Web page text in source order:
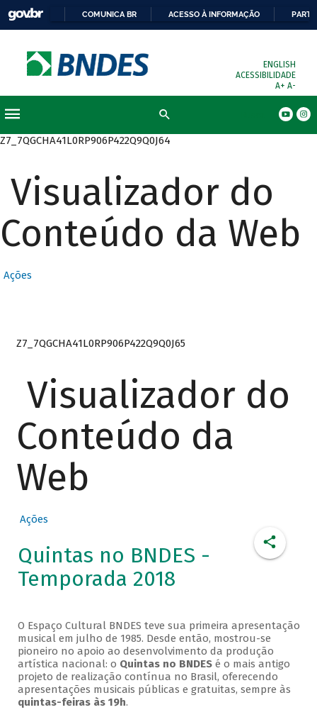
COMUNICA BR ACESSO À INFORMAÇÃO
ENGLISH
ACESSIBILIDADE
A+ A-
Z7_7QGCHA41L0RP906P422Q9Q0J64
Visualizador do
Conteúdo da Web
Ações
Z7_7QGCHA41L0RP906P422Q9Q0J65
Visualizador do
Conteúdo da
Web
Ações
Quintas no BNDES -
Temporada 2018
O Espaço Cultural BNDES teve sua primeira apresentação
musical em julho de 1985. Desde então, mostrou-se
pioneiro no apoio ao desenvolvimento da produção
artística nacional: o Quintas no BNDESé o mais antigo
projeto de realização contínua no Brasil, oferecendo
apresentações musicais públicas e gratuitas, sempre às
quintas-feiras às 19h.